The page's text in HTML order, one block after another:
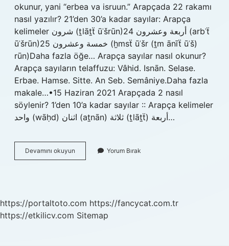
okunur, yani “erbea va isruun.” Arapçada 22 rakamı
nasıl yazılır? 21’den 30’a kadar sayılar: Arapça
kelimeler شرون (ṯlāṯẗ ūʿšrūn)24 أربعة وعشرون (arbʿẗ
ūʿšrūn)25 خمسة وعشرون (ẖmsẗ ūʿšr (ṯm ānīẗ ūʿš)
rūn)Daha fazla öğe… Arapça sayılar nasıl okunur?
Arapça sayıların telaffuzu: Vâhid. Isnān. Selase.
Erbae. Hamse. Sitte. An Seb. Semâniye.Daha fazla
makale…•15 Haziran 2021 Arapçada 2 nasıl
söylenir? 1’den 10’a kadar sayılar :: Arapça kelimeler
واحد (wāḥd) اثنان (aṯnān) ثلاثة (ṯlāṯẗ) أربعة…
Devamını okuyun
Arapça
Yorum Bırak
https://portaltoto.com https://fancycat.com.tr
https://etkilicv.com Sitemap